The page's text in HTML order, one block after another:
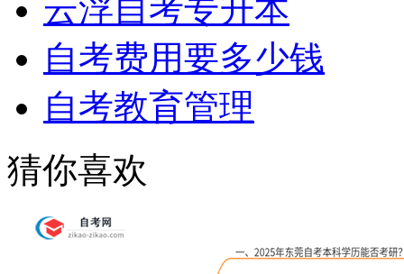
云浮自考专升本
自考费用要多少钱
自考教育管理
猜你喜欢